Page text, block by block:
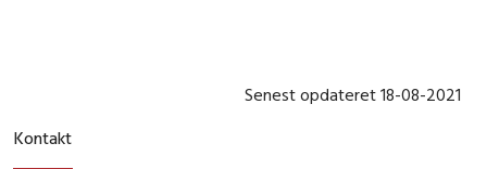
Senest opdateret 18-08-2021
Kontakt